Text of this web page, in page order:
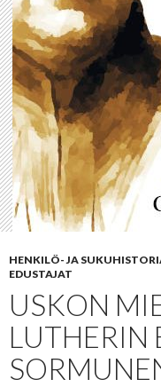
HENKILÖ- JA
EDUSTAJAT
USKON
LUTHERIN